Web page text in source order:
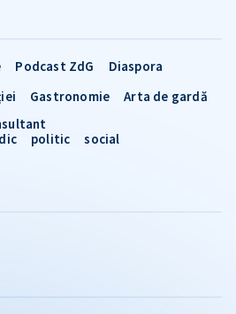
Podcast ZdG
Diaspora
Gastronomie
Arta de gardă
politic social